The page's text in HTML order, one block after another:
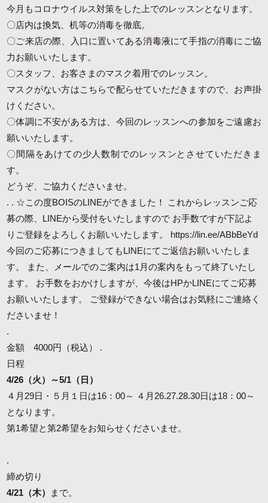
今月もコロナウイルス対策をした上でのレッスンとなります。
〇店内は換気、机等の消毒を徹底。
〇ご来店の際、入口に置いてある消毒液にて手指の消毒にご協
力お願いいたします。
〇スタッフ、お客さまのマスク着用でのレッスン。
マスクがない方はこちらで配らせていただきますので、お声掛
けください。
〇体調に不安がある方は、今回のレッスンへの参加をご遠慮お
願いいたします。
〇間隔をあけての少人数制でのレッスンとさせていただきま
す。
どうぞ、ご協力くださいませ。
. . ☆この度BOISのLINEができました！ これからレッスンご応
募の際、LINEから受付をいたしますので お手数ですが下記よ
りご登録をよろしくお願いいたします。 https://lin.ee/ABbBeYd
今回のご応募につきましてもLINEにてご返信お願いいたしま
す。 また、メールでのご案内は1月の案内をもって終了いたし
ます。 お手数をおかけしますが、今後はHPかLINEにてご応募
お願いいたします。 ご登録ができない場合はお気軽にご連絡く
ださいませ！
.
金額 4000円（税込） .
日程
4/26（火）～5/1（日）
４月29日・５月１日は16：00～ ４月26.27.28.30日は18：00～
となります。
第1希望と第2希望をお知らせくださいませ。
.
締め切り
4/21（木）
まで。